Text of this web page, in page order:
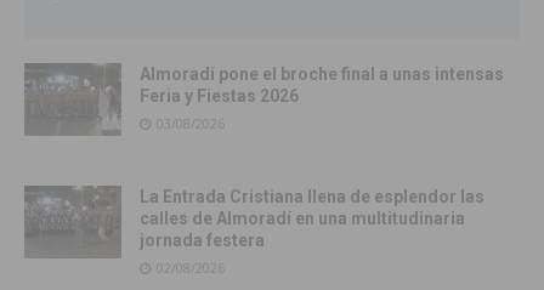
Almoradí pone el broche final a unas intensas
Feria y Fiestas 2026
03/08/2026
La Entrada Cristiana llena de esplendor las
calles de Almoradí en una multitudinaria
jornada festera
02/08/2026